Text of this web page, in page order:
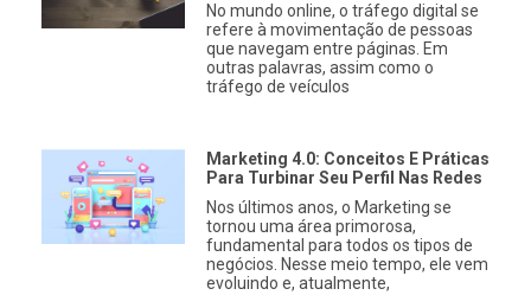
No mundo online, o tráfego digital se
refere à movimentação de pessoas
que navegam entre páginas. Em
outras palavras, assim como o
tráfego de veículos
Marketing 4.0: Conceitos E Práticas
Para Turbinar Seu Perfil Nas Redes
Nos últimos anos, o Marketing se
tornou uma área primorosa,
fundamental para todos os tipos de
negócios. Nesse meio tempo, ele vem
evoluindo e, atualmente,